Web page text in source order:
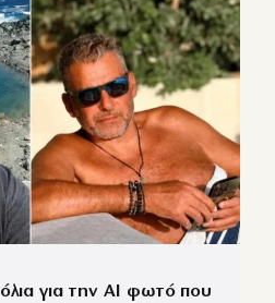
για την ΑΙ φωτό που